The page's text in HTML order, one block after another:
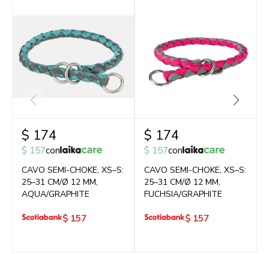
$ 174
$ 157con
CAVO SEMI-CHOKE, XS–S:
25–31 CM/Ø 12 MM,
AQUA/GRAPHITE
$ 157
$ 174
$ 157con
CAVO SEMI-CHOKE, XS–S:
25–31 CM/Ø 12 MM,
FUCHSIA/GRAPHITE
$ 157